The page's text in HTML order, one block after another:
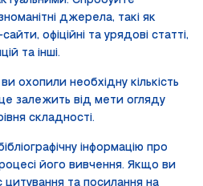
джерела, такі як
офіційні та урядові статті,
та інші.
охопили необхідну кількість
залежить від мети огляду
складності.
інформацію про
його вивчення. Якщо ви
та посилання на